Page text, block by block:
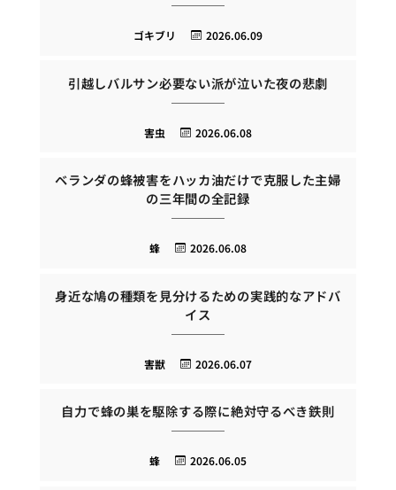
2026.06.09
ゴキブリ
引越しバルサン必要ない派が泣いた夜の悲劇
2026.06.08
害虫
ベランダの蜂被害をハッカ油だけで克服した主婦
の三年間の全記録
2026.06.08
蜂
身近な鳩の種類を見分けるための実践的なアドバ
イス
2026.06.07
害獣
自力で蜂の巣を駆除する際に絶対守るべき鉄則
2026.06.05
蜂